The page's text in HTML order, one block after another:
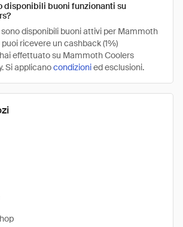
disponibili buoni funzionanti su
disponibili buoni attivi per Mammoth
ricevere un cashback (1%)
effettuato su Mammoth Coolers
Si applicanocondizionied esclusioni.